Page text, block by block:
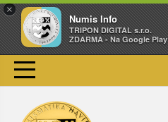
×
Numis Info
TRIPON DIGITAL s.r.o.
ZDARMA - Na Google Play